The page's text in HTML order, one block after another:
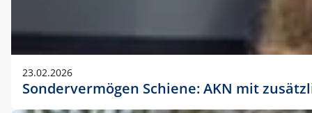
23.02.2026
Sondervermögen Schiene: AKN mit